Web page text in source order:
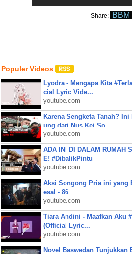
Share: BBM
Populer Videos
Lyodra - Mengapa Kita
cial Lyric Vide...
youtube.com
Karena Sengketa Tanah?
ung dari Nus Kei So...
youtube.com
ADA INI DI DALAM RUMAH
E! #DibalikPintu
youtube.com
Aksi Songong Pria ini yang
esal - 86
youtube.com
Tiara Andini - Maafkan Aku
(Official Lyric...
youtube.com
Novel Baswedan Tunjukkan